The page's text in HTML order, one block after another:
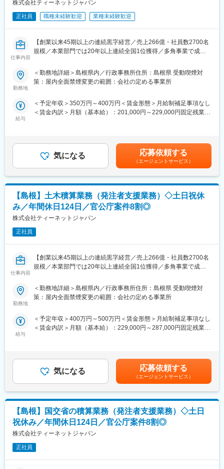
場が官公庁の公務員と同じです。
◎官公庁は「働き方改革」を推進する立場にあるので、残業は少
ない傾向です！社内・社外業務比率もほぼ50:50と、室内での事務
変更の範囲：会社の定める業務
・工事検査などへの参加・立ち合い
※お住まいや希望を踏まえ、勤務先を決定します。U・Iターン歓
迎！
実際に業務を行なう場所となります。
・主な取引先：国土交通省、農林水産省、地方自治体、鉄道運輸
東日本大震災復興、他多数
・在籍人数：全国9支社にて約1,000名以上の技術が活躍しており
【ワークライフバランスが整う環境】
◎みなし公務員とも呼ばれるのが発注者支援業務です！
働く環境、退社時間や休日も公務員に準拠！発注者支援業務は職
場が官公庁の公務員と同じです。
◎勤務時間や休日も公務員に準拠！基本的に土日や祝日が休みと
なり、働きやすい環境が用意されています！
◎官公庁は「働き方改革」を推進する立場にあるので、残業は少
ない傾向です！社内・社外業務比率もほぼ50:50と、室内での事務
業務が多いのも特徴です！
株式会社ティーネットジャパン
正社員 職種未経験歓迎 業種未経験歓迎
仕事内容
【創業以来45期以上の連続黒字経営／売上266億・社員数2700名
規模／本業部門では20年以上連続全国1位獲得／多角事業で成長
【職務概要】
インフラなど大規模な案件を担当することが多く、公共工事が円
滑に進むよう積算業務を担当していただきます。
川・道路工事等）の発注者側の業務をサポートすることです。
発注者が実施する工事の積算や確認・検査などの業務を補助支援
します。
【具体的な業務】
・工事内容の確認・打合せ
・現地調査（施工条件の把握）
・施工計画の検討
・発注図面の作成
・成果品（図面・数量表・積算資料）の提出
まずは発注者支援ならではの積算業務の知識をつけていただきま
す。未経験の方でも、OJTで丁寧に指導していきますのでご安心
【ポジションの詳細】
・想定勤務地：中国エリア
※勤務地は希望を考慮します。各支社への配属となり、各案件先が
実際に業務を行なう場所となります。
・主な取引先：国土交通省、農林水産省、地方自治体、鉄道運輸
機構、各種団体、大手ゼネコン
・実績事例：瀬戸大橋、四国 国道改築工事、南三陸町護岸工事・
東日本大震災復興、他多数
・在籍人数：全国9支社にて約1,000名以上の技術が活躍しており
ます！中途入社者、多数活躍中！
勤務地
＜勤務地詳細＞島根県内／行政事務所住所：島根県 受動喫煙対
策：屋内全面禁煙変更の範囲：会社の定める事業所
給与
＜予定年収＞350万円～400万円＜賃金形態＞月給制補足事項なし
＜賃金内訳＞月額（基本給）：201,000円～229,000円固定残業手
＞上記予定年収はこれまでのご経験・年齢・スキルなどを考慮の
上で最終決定いたします。■昇給：年1回（7月）■賞与：年2回（6
月、12月 ）賃金はあくまでも目安の金額であり、選考を通じて上
下する可能性があります。月給(月額)は固定手当を含めた表記で
す。
気になる 応募依頼する
（エージェントサービス）
【島根】土木積算業務（発注者支援業務）◇土日祝休
み／年間休日124日／官公庁案件8割◎
株式会社ティーネットジャパン
正社員
仕事内容
【創業以来45期以上の連続黒字経営／売上266億・社員数2700名
規模／本業部門では20年以上連続全国1位獲得／多角事業で成長
【職務概要】
インフラなど大規模な案件を担当することが多く、公共工事が円
滑に進むよう積算業務を担当していただきます。
川・道路工事等）の発注者側の業務をサポートすることです。
発注者が実施する工事の積算や確認・検査などの業務を補助支援
します。
【具体的な業務】
・工事内容の確認・打合せ
・現地調査（施工条件の把握）
・施工計画の検討
・発注図面の作成
勤務地
＜勤務地詳細＞島根県内／行政事務所住所：島根県 受動喫煙対
策：屋内全面禁煙変更の範囲：会社の定める事業所
給与
＜予定年収＞400万円～500万円＜賃金形態＞月給制補足事項なし
＜賃金内訳＞月額（基本給）：229,000円～287,000円固定残業手
＞上記予定年収はこれまでのご経験・年齢・スキルなどを考慮の
上で最終決定いたします。■昇給：年1回（7月）■賞与：年2回（6
月、12月 ）賃金はあくまでも目安の金額であり、選考を通じて上
下する可能性があります。月給(月額)は固定手当を含めた表記で
す。
気になる 応募依頼する
（エージェントサービス）
【島根】国交省の積算業務（発注者支援業務）◇土日
祝休み／年間休日124日／官公庁案件8割◎
株式会社ティーネットジャパン
正社員